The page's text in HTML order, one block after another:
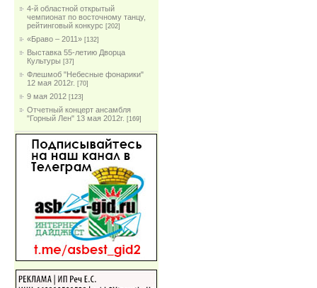
4-й областной открытый
чемпионат по восточному танцу,
рейтинговый конкурс [202]
«Браво – 2011» [132]
Выставка 55-летию Дворца
Культуры [37]
Флешмоб "Небесные фонарики"
12 мая 2012г. [70]
9 мая 2012 [123]
Отчетный концерт ансамбля
"Горный Лен" 13 мая 2012г. [169]